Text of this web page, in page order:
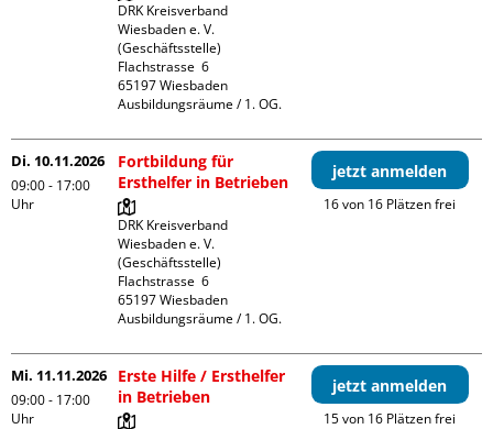
DRK Kreisverband
Wiesbaden e. V.
(Geschäftsstelle)
Flachstrasse  6
65197 Wiesbaden
Ausbildungsräume / 1. OG.
Di. 10.11.2026
09:00 - 17:00
Uhr
Fortbildung für
Ersthelfer in Betrieben
DRK Kreisverband
Wiesbaden e. V.
(Geschäftsstelle)
Flachstrasse  6
65197 Wiesbaden
Ausbildungsräume / 1. OG.
jetzt anmelden
16 von 16 Plätzen frei
Mi. 11.11.2026
09:00 - 17:00
Uhr
Erste Hilfe / Ersthelfer
in Betrieben
jetzt anmelden
15 von 16 Plätzen frei